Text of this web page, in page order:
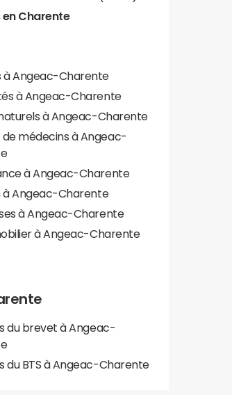
en Charente
Crèches à Angeac-Charente
à Angeac-Charente
naturels à Angeac-Charente
médecins à Angeac-
à Angeac-Charente
à Angeac-Charente
à Angeac-Charente
à Angeac-Charente
du brevet à Angeac-
du BTS à Angeac-Charente